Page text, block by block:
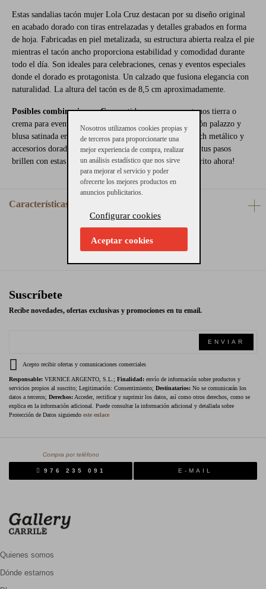
Estas sandalias tacón mujer Lola Cruz destacan por su diseño original
en acabado dorado con tiras entrelazadas y detalles grabados en forma
de hoja. Fabricadas en piel metalizada, su estructura abierta realza el pie
mientras el tacón ancho proporciona estabilidad y comodidad durante
todo el día. Son ideales para celebraciones, cenas y eventos especiales
donde el dorado es protagonista. Un calzado que fusiona elegancia con
naturalidad. La altura del tacón es de 8,5 cm aproximadamente.
Posibles combinaciones: Con vestidos vaporosos en tonos tierra o
crema para eventos al aire libre, perfectas con un pantalón palazzo y
blusa satinada en looks de invitada, combínalas con clutch metálico y
accesorios dorados para una armonía perfecta. ¡Haz que tus pasos
brillen con estas sandalias Lola Cruz. ¡Añádelas a tu carrito ahora!
Características
Suscríbete
Recibe novedades, ofertas exclusivas y promociones en tu email.
ENVIAR
Acepto recibir ofertas y comunicaciones comerciales
Responsable: VERNICE ARGENTO, S.L.; Finalidad: envío de información sobre productos y
servicios propios al suscrito; Legitimación: Consentimiento; Destinatarios: No se comunicarán los
datos a terceros; Derechos: Acceder, rectificar y suprimir los datos, así como otros derechos, como se
explica en la información adicional. Puede consultar la información adicional y detallada sobre
Protección de Datos siguiendo este enlace
Compra por teléfono
976 235 091 E-MAIL
Quienes somos
Dónde estamos
Nosotros utilizamos cookies propias y
de terceros para proporcionarte una
mejor experiencia de compra, realizar
un análisis estadístico que nos sirve
para mejorar el servicio y poder
ofrecerte los mejores productos en
anuncios publicitarios.
Configurar cookies
Aceptar cookies